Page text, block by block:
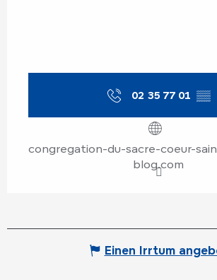
02 35 77 01 ▒▒
congregation-du-sacre-coeur-
blog.com
Einen Irrtum